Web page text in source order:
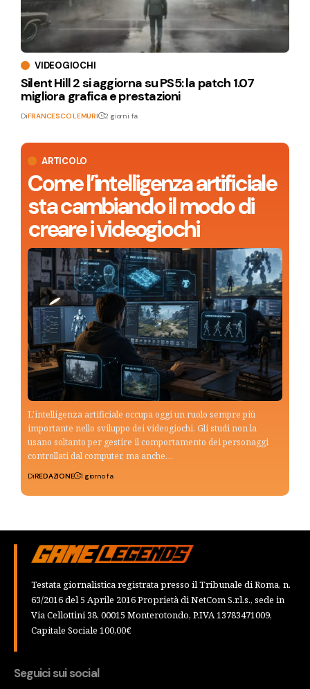
ARTICOLO
Come l’intelligenza artificiale
sta cambiando il modo di
creare i videogiochi
L'intelligenza artificiale occupa oggi un ruolo sempre più
importante nello sviluppo dei videogiochi. Gli studi non la
usano soltanto per gestire il comportamento dei personaggi
controllati dal computer, ma anche…
DiREDAZIONE 1 giorno fa
VIDEOGIOCHI
Silent Hill 2 si aggiorna su PS5: la patch 1.07
migliora grafica e prestazioni
DiFRANCESCO LEMURI 2 giorni fa
Testata giornalistica registrata presso il Tribunale di Roma, n.
63/2016 del 5 Aprile 2016 Proprietà di NetCom S.r.l.s., sede in
Via Cellottini 38, 00015 Monterotondo, P.IVA 13783471009,
Capitale Sociale 100,00€
Seguici sui social